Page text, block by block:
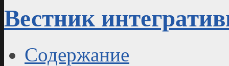
Вестник
Содержание